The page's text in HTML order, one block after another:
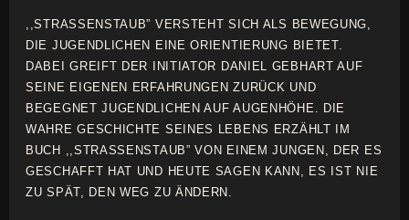
,,STRASSENSTAUB” VERSTEHT SICH ALS BEWEGUNG,
DIE JUGENDLICHEN EINE ORIENTIERUNG BIETET.
DABEI GREIFT DER INITIATOR DANIEL GEBHART AUF
SEINE EIGENEN ERFAHRUNGEN ZURÜCK UND
BEGEGNET JUGENDLICHEN AUF AUGENHÖHE. DIE
WAHRE GESCHICHTE SEINES LEBENS ERZÄHLT IM
BUCH ,,STRASSENSTAUB” VON EINEM JUNGEN, DER ES
GESCHAFFT HAT UND HEUTE SAGEN KANN, ES IST NIE
ZU SPÄT, DEN WEG ZU ÄNDERN.